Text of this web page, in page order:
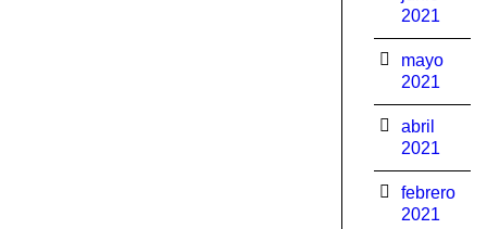
2021
mayo
2021
abril
2021
febrero
2021